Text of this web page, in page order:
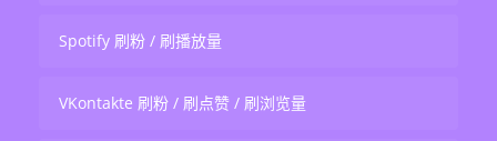
Spotify 刷粉 / 刷播放量
VKontakte 刷粉 / 刷点赞 / 刷浏览量